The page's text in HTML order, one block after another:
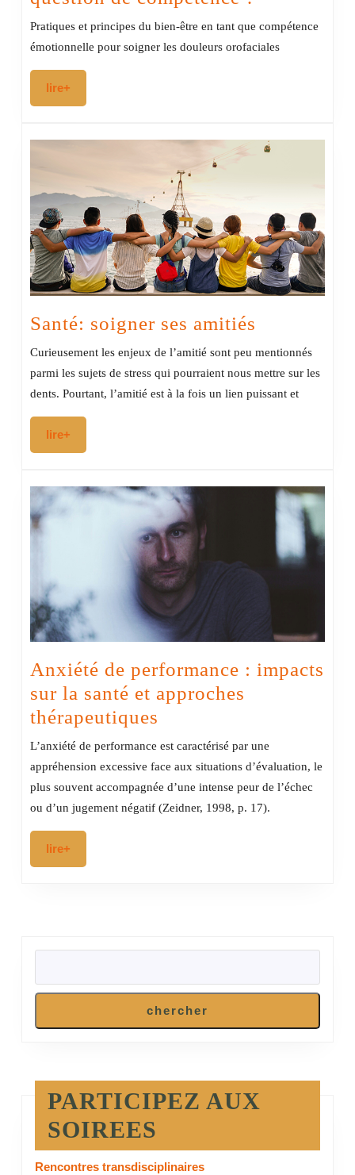
être
Pratiques et principes du bien-être en tant que compétence
émotionnelle pour soigner les douleurs orofaciales
lire+
Santé: soigner ses amitiés
soigner
ses
amitiés
Curieusement les enjeux de l’amitié sont peu mentionnés
parmi les sujets de stress qui pourraient nous mettre sur les
dents. Pourtant, l’amitié est à la fois un lien puissant et
lire+
Anxiété de performance : impacts
sur la santé et approches
thérapeutiques
de
performance
:
impacts
thérapeutiques
L’anxiété de performance est caractérisé par une
appréhension excessive face aux situations d’évaluation, le
plus souvent accompagnée d’une intense peur de l’échec
ou d’un jugement négatif (Zeidner, 1998, p. 17).
lire+
chercher
PARTICIPEZ AUX
SOIREES
Rencontres transdisciplinaires